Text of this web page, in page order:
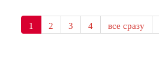
1 2 3 4 все сразу